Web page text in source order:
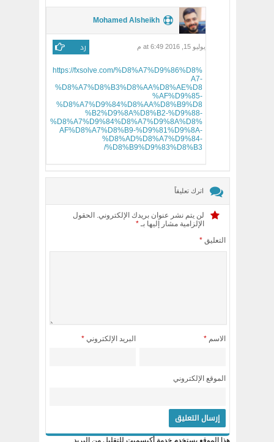
Mohamed Alsheikh
يوليو 15, 2016 at 6:49 م رد
https://fxsolve.com/%D8%A7%D9%86%D8%
A7-
%D8%A7%D8%B3%D8%AA%D8%AE%D8
%AF%D9%85-
%D8%A7%D9%84%D8%AA%D8%B9%D8
%B2%D9%8A%D8%B2-%D9%88-
%D8%A7%D9%84%D8%A7%D9%8A%D8%
AF%D8%A7%D8%B9-%D9%81%D9%8A-
%D8%AD%D8%A7%D9%84-
%D8%B9%D9%83%D8%B3/
اترك تعليقاً
لن يتم نشر عنوان بريدك الإلكتروني. الحقول
الإلزامية مشار إليها بـ *
التعليق *
الاسم * البريد الإلكتروني *
الموقع الإلكتروني
هذا الموقع يستخدم خدمة أكيسميت للتقليل من البريد